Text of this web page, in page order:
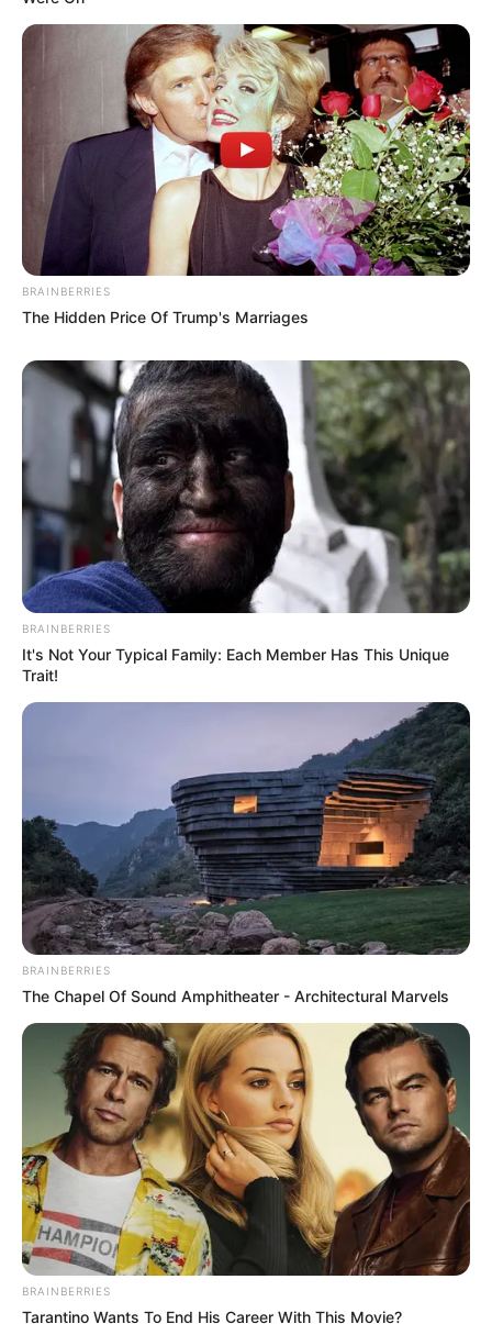
BRAINBERRIES
The Hidden Price Of Trump's Marriages
BRAINBERRIES
It's Not Your Typical Family: Each Member Has This Unique
Trait!
BRAINBERRIES
The Chapel Of Sound Amphitheater - Architectural Marvels
BRAINBERRIES
Tarantino Wants To End His Career With This Movie?